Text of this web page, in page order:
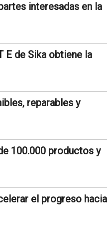
interesadas en la
E de Sika obtiene la
reparables y
100.000 productos y
el progreso hacia